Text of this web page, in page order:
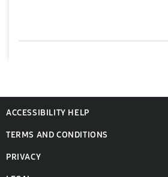
ACCESSIBILITY HELP
TERMS AND CONDITIONS
PRIVACY